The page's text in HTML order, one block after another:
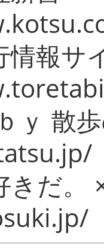
情報サ
ｙ 散
きだ。